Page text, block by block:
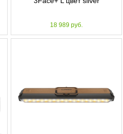
18 989 руб.